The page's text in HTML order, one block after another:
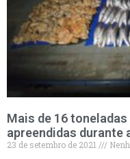
Mais de 16
apreendidas durante
23 de setembro de 2021